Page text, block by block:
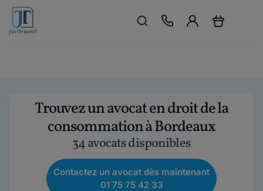
Trouvez un avocat en droit de la
consommation à Bordeaux
34 avocats disponibles
Contactez un avocat dès maintenant
01 75 75 42 33